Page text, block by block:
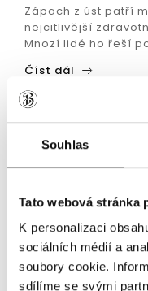
Souhlas
Tato webová stránka
K personalizaci
sociálních médií a
soubory cookie.
sdílíme se svými
Zápach z úst patří
nejcitlivější
Mnozí lidé ho řeší
Číst dál